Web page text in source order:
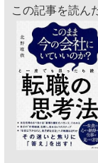
この記事を読ん